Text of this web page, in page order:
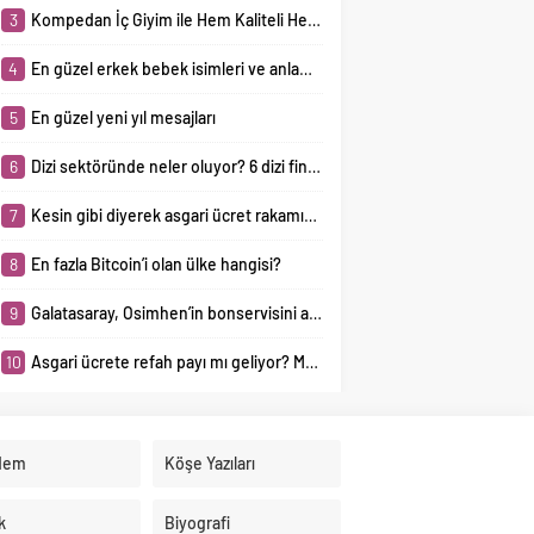
3 Kompedan İç Giyim ile Hem Kaliteli Hem de Şık İç Giyim Ürünlerine Ulaşma İmkânı
4 En güzel erkek bebek isimleri ve anlamları
5 En güzel yeni yıl mesajları
6 Dizi sektöründe neler oluyor? 6 dizi final yaptı, 5 dizi ertelendi, 8 yeni dizi yolda!
7 Kesin gibi diyerek asgari ücret rakamını duyurdu! Rakam mutlu etmeyecek
8 En fazla Bitcoin’i olan ülke hangisi?
9 Galatasaray, Osimhen’in bonservisini alıyor mu? Napoli’den açıklama geldi
10 Asgari ücrete refah payı mı geliyor? Mehmet Şimşek’e ilettiler
Köşe Yazıları
Biyografi